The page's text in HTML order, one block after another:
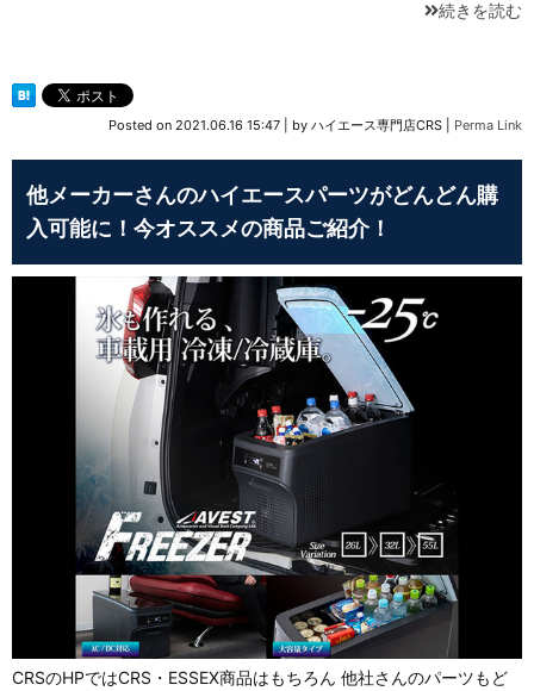
続きを読む
Posted on 2021.06.16 15:47 by ハイエース専門店CRS Perma Link
他メーカーさんのハイエースパーツがどんどん購
入可能に！今オススメの商品ご紹介！
CRSのHPではCRS・ESSEX商品はもちろん 他社さんのパーツもど